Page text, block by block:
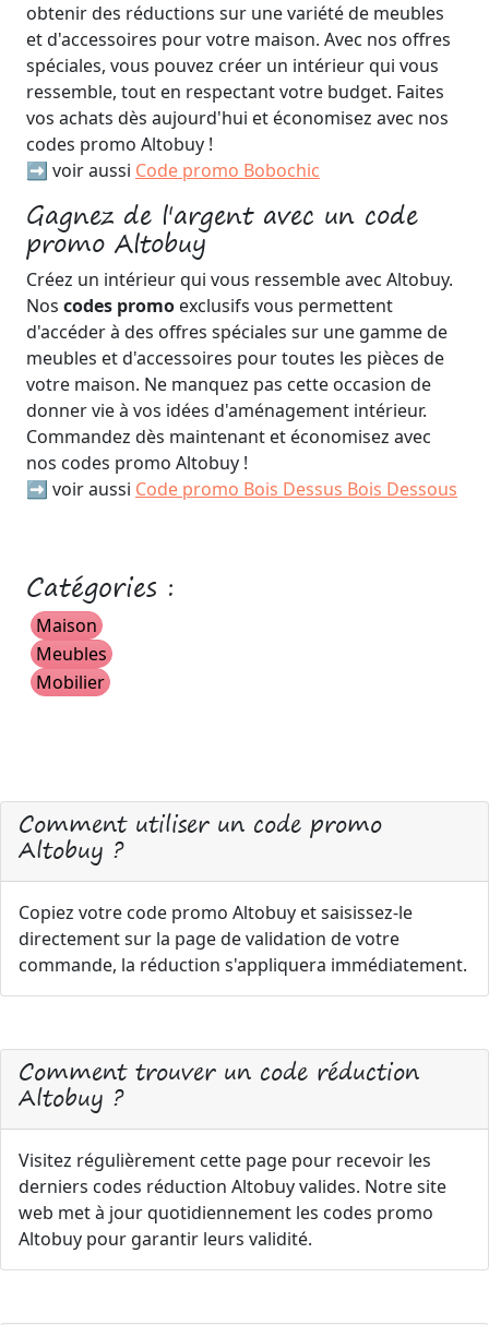
obtenir des réductions sur une variété de meubles
et d'accessoires pour votre maison. Avec nos offres
spéciales, vous pouvez créer un intérieur qui vous
ressemble, tout en respectant votre budget. Faites
vos achats dès aujourd'hui et économisez avec nos
codes promo Altobuy !
➡️ voir aussi Code promo Bobochic
Gagnez de l'argent avec un code
promo Altobuy
Créez un intérieur qui vous ressemble avec Altobuy.
Nos codes promo exclusifs vous permettent
d'accéder à des offres spéciales sur une gamme de
meubles et d'accessoires pour toutes les pièces de
votre maison. Ne manquez pas cette occasion de
donner vie à vos idées d'aménagement intérieur.
Commandez dès maintenant et économisez avec
nos codes promo Altobuy !
➡️ voir aussi Code promo Bois Dessus Bois Dessous
Catégories :
Maison
Meubles
Mobilier
Comment utiliser un code promo
Altobuy ?
Copiez votre code promo Altobuy et saisissez-le
directement sur la page de validation de votre
commande, la réduction s'appliquera immédiatement.
Comment trouver un code réduction
Altobuy ?
Visitez régulièrement cette page pour recevoir les
derniers codes réduction Altobuy valides. Notre site
web met à jour quotidiennement les codes promo
Altobuy pour garantir leurs validité.